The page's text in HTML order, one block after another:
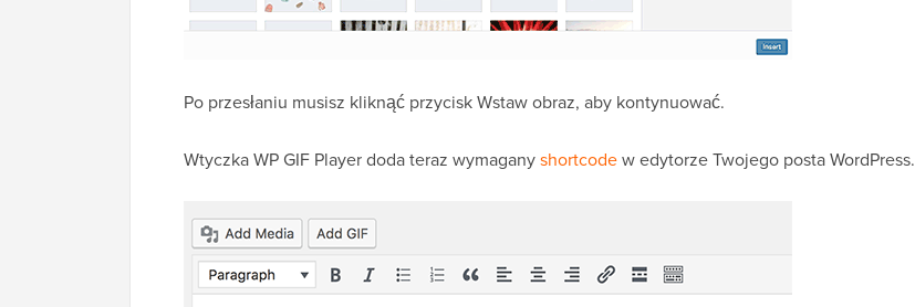
Po przesłaniu musisz kliknąć przycisk Wstaw obraz, aby kontynuować.
Wtyczka WP GIF Player doda teraz wymaganyshortcodew edytorze Twojego posta WordPress.